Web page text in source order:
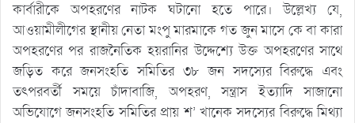
কার্বারীকে অপহরণের নাটক ঘটানো হতে পারে। উল্লেখ্য যে,
আওয়ামীলীগের স্থানীয় নেতা মংপু মারমাকে গত জুন মাসে কে বা কারা
অপহরণের পর রাজনৈতিক হয়রানির উদ্দেশ্যে উক্ত অপহরণের সাথে
জড়িত করে জনসংহতি সমিতির ৩৮ জন সদস্যের বিরুদ্ধে এবং
তৎপরবর্তী সময়ে চাঁদাবাজি, অপহরণ, সন্ত্রাস ইত্যাদি সাজানো
অভিযোগে জনসংহতি সমিতির প্রায় শ’ খানেক সদস্যের বিরুদ্ধে মিথ্যা